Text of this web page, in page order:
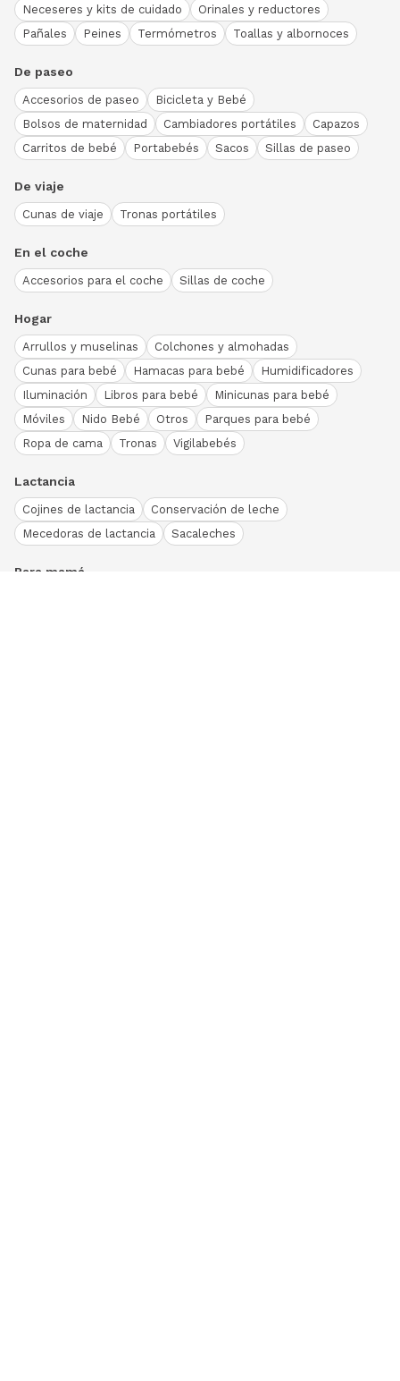
Neceseres y kits de cuidado
Orinales y reductores
Pañales
Peines Termómetros Toallas y albornoces
De paseo
Accesorios de paseo
Bicicleta y Bebé
Bolsos de maternidad
Cambiadores portátiles
Capazos
Carritos de bebé
Portabebés Sacos Sillas de paseo
De viaje
Cunas de viaje Tronas portátiles
En el coche
Accesorios para el coche Sillas de coche
Hogar
Arrullos y muselinas
Colchones y almohadas
Cunas para bebé
Hamacas para bebé
Humidificadores
Iluminación
Libros para bebé
Minicunas para bebé
Móviles
Nido Bebé Otros
Parques para bebé
Ropa de cama
Tronas Vigilabebés
Lactancia
Cojines de lactancia
Conservación de leche
Mecedoras de lactancia
Sacaleches
Para mamá